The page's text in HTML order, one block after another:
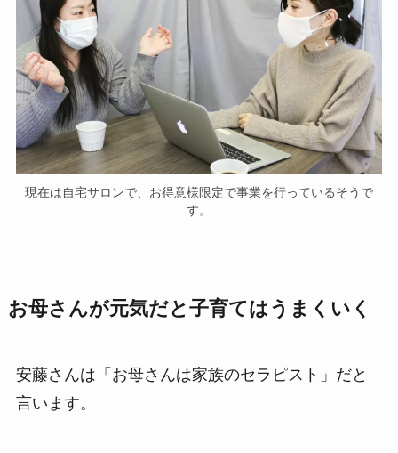
現在は自宅サロンで、お得意様限定で事業を行っているそうで
す。
お母さんが元気だと子育てはうまくいく
安藤さんは「お母さんは家族のセラピスト」だと
言います。